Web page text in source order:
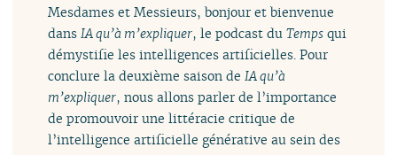
Mesdames et Messieurs, bonjour et bienvenue
dansIA qu’à m’expliquer, le podcast duTemps qui
démystifie les intelligences artificielles. Pour
conclure la deuxième saison deIA qu’à
m’expliquer, nous allons parler de l’importance
de promouvoir une littéracie critique de
l’intelligence artificielle générative au sein des